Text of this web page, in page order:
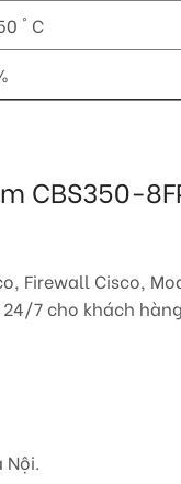
° C
CBS350-
Firewall Cisco,
7 cho khách
Nội.